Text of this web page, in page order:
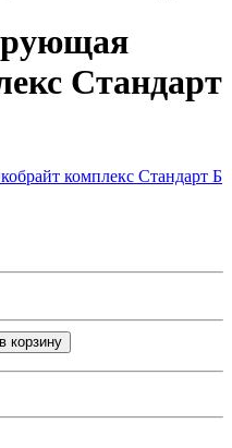
Стандарт
в корзину